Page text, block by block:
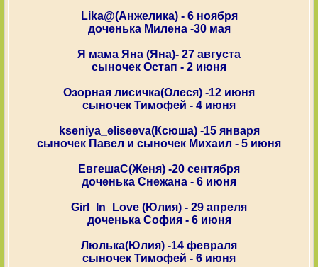
Lika@(Анжелика) - 6 ноября
доченька Милена -30 мая
Я мама Яна (Яна)- 27 августа
сыночек Остап - 2 июня
Озорная лисичка(Олеся) -12 июня
сыночек Тимофей - 4 июня
kseniya_eliseeva(Ксюша) -15 января
сыночек Павел и сыночек Михаил - 5 июня
ЕвгешаС(Женя) -20 сентября
доченька Снежана - 6 июня
Girl_In_Love (Юлия) - 29 апреля
доченька София - 6 июня
Люлька(Юлия) -14 февраля
сыночек Тимофей - 6 июня